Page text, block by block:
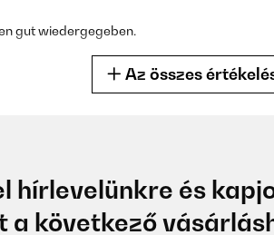
gut wiedergegeben.
von 2 Tagen - geliefert.
sicheren Verpackung in 2 stabilen
Az összes
hírlevelünkre és
a következő